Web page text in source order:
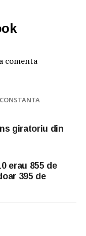
comenta
giratoriu din
erau 855 de
395 de